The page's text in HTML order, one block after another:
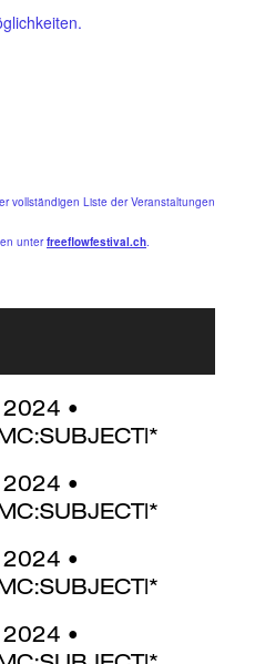
vollständigen Liste der Veranstaltungen
unterfreeflowfestival.ch.